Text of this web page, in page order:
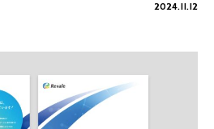
2024.11.12